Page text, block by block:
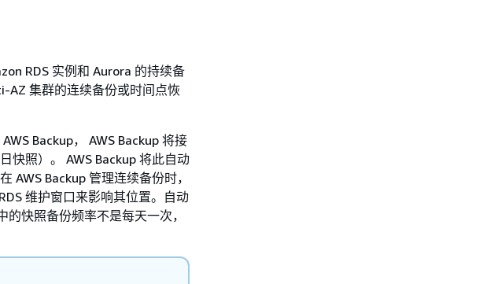
RDS 实例和 Aurora 的持续备
AZ 集群的连续备份或时间点恢
Backup， AWS Backup 将接
快照）。 AWS Backup 将此自动
AWS Backup 管理连续备份时，
维护窗口来影响其位置。自动
快照备份频率不是每天一次，